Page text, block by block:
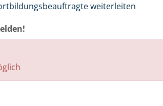
weiterleiten